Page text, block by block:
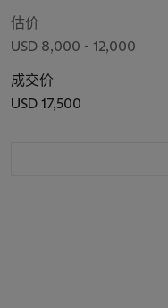
估价
USD 8,000 - 12,000
成交价
USD 17,500